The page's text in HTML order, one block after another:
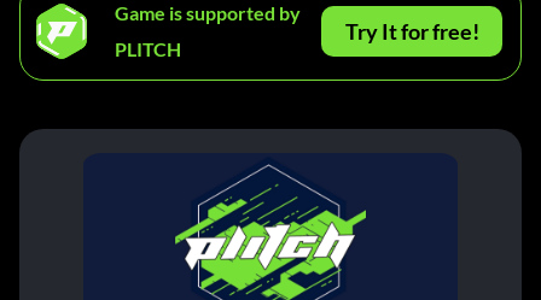
Game is supported by
PLITCH
Try It for free!